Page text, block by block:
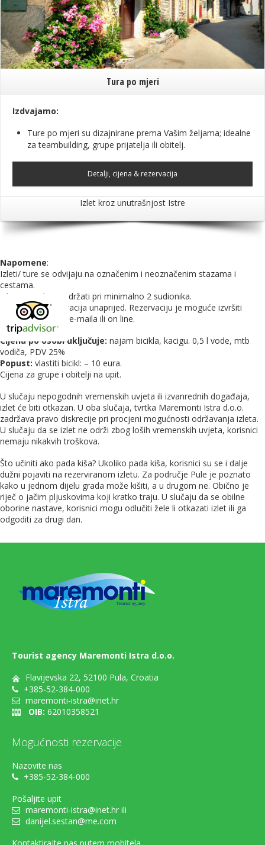
Tura po mjeri
Izdvajamo:
Ture po mjeri su dizajnirane prema Vašim željama; idealne
za teambuilding, grupe prijatelja ili obitelj.
Detalji, cijena & rezervacija
Izlet kroz unutrašnjost Istre
Napomene:
Izleti/ ture se odvijaju na označenim i neoznačenim stazama i
cestama.
Izleti/ ture će se održati pri minimalno 2 sudionika.
Obvezna je rezervacija unaprijed. Rezervaciju je moguće izvršiti
telefonski, putem e-maila ili on line.
Cijena po osobi uključuje: najam bicikla, kacigu. 0,5 l vode, mtb
vodiča, PDV 25%
Popust: vlastiti bicikl: – 10 eura.
Cijena za grupe i obitelji na upit.
U slučaju nepogodnih vremenskih uvjeta ili izvanrednih događaja,
izlet će biti otkazan. U oba slučaja, tvrtka Maremonti Istra d.o.o.
zadržava pravo diskrecije pri procjeni mogućnosti održavanja izleta.
U slučaju da se izlet ne održi zbog loših vremenskih uvjeta, korisnici
nemaju nikakvih troškova.
Što učiniti ako pada kiša? Ukoliko pada kiša, korisnici su se i dalje
dužni pojaviti na rezerviranom izletu. Za područje Pule je poznato
kako u jednom dijelu grada može kišiti, a u drugom ne. Obično je
riječ o jačim pljuskovima koji kratko traju. U slučaju da se obilne
oborine nastave, korisnici mogu odlučiti žele li otkazati izlet ili ga
odgoditi za drugi dan.
Tourist agency Maremonti Istra d.o.o.
Flavijevska 22, 52100 Pula, Croatia
+385-52-384-000
maremonti-istra@inet.hr
OIB: 62010358521
Mogućnosti rezervacije
Nazovite nas
+385-52-384-000
Pošaljite upit
maremonti-istra@inet.hr ili
danijel.sestan@me.com